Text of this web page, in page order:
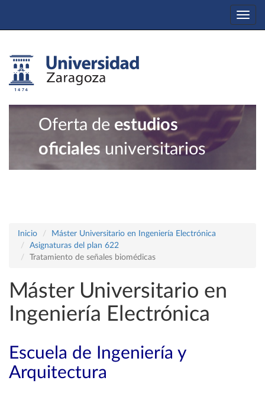
Oferta de estudios
oficiales universitarios
Inicio
Máster Universitario en Ingeniería Electrónica
Asignaturas del plan 622
Tratamiento de señales biomédicas
Máster Universitario en
Ingeniería Electrónica
Escuela de Ingeniería y
Arquitectura